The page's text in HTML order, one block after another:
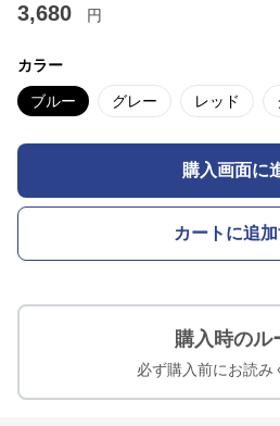
3,680 円
カラー
ブルー グレー レッド
購入画面に
カートに追
購入時のル
必ず購入前にお読み